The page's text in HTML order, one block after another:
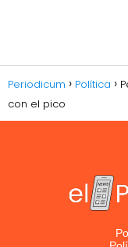
Periodicum Política
con el pico